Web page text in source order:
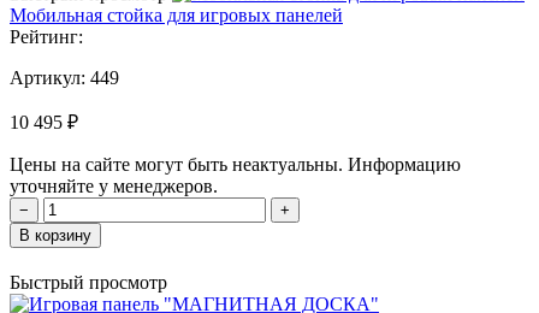
Мобильная стойка для игровых панелей
Рейтинг:
Артикул: 449
10 495 ₽
Цены на сайте могут быть неактуальны. Информацию
уточняйте у менеджеров.
−
+
В корзину
Быстрый просмотр